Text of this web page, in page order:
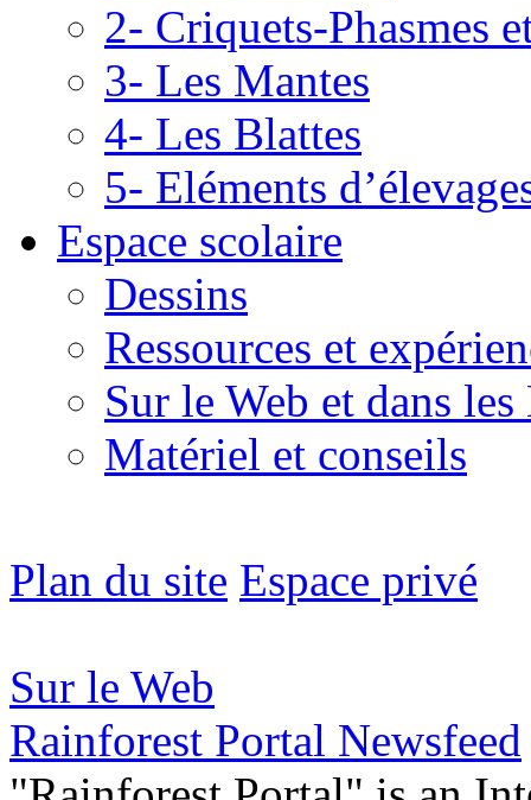
2- Criquets-Phasmes
3- Les Mantes
4- Les Blattes
5- Eléments
Espace scolaire
Dessins
Ressources et
Sur le Web et dans
Matériel et conseils
Plan du site Espace privé
Sur le Web
Rainforest Portal Newsfeed